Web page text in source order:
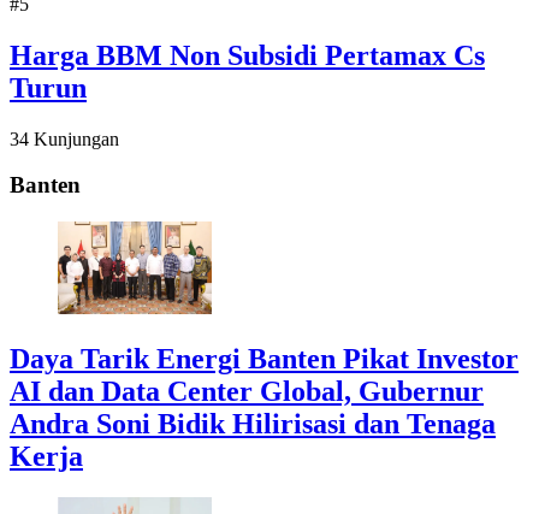
#5
Harga BBM Non Subsidi Pertamax Cs
Turun
34 Kunjungan
Banten
Daya Tarik Energi Banten Pikat Investor
AI dan Data Center Global, Gubernur
Andra Soni Bidik Hilirisasi dan Tenaga
Kerja